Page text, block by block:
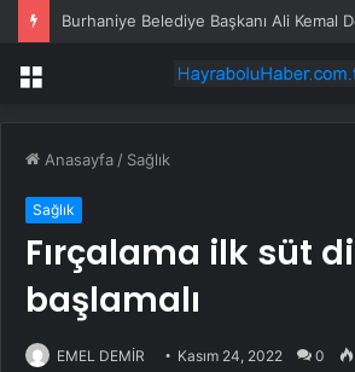
Menü
Anasayfa / Sağlık
Sağlık
Fırçalama ilk süt
başlamalı
EMEL DEMİR Kasım 24, 2022 0